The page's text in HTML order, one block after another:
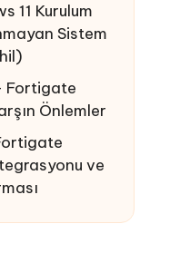
11 Kurulum
Sistem
Fortigate
Önlemler
ve